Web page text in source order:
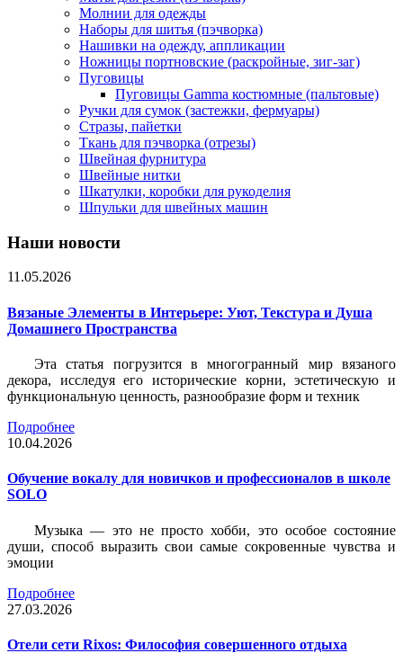
Молнии для одежды
Наборы для шитья (пэчворка)
Нашивки на одежду, аппликации
Ножницы портновские (раскройные, зиг-заг)
Пуговицы
Пуговицы Gamma костюмные (пальтовые)
Ручки для сумок (застежки, фермуары)
Стразы, пайетки
Ткань для пэчворка (отрезы)
Швейная фурнитура
Швейные нитки
Шкатулки, коробки для рукоделия
Шпульки для швейных машин
Наши новости
11.05.2026
Вязаные Элементы в Интерьере: Уют, Текстура и Душа
Домашнего Пространства
Эта статья погрузится в многогранный мир вязаного
декора, исследуя его исторические корни, эстетическую и
функциональную ценность, разнообразие форм и техник
Подробнее
10.04.2026
Обучение вокалу для новичков и профессионалов в школе
SOLO
Музыка — это не просто хобби, это особое состояние
души, способ выразить свои самые сокровенные чувства и
эмоции
Подробнее
27.03.2026
Отели сети Rixos: Философия совершенного отдыха